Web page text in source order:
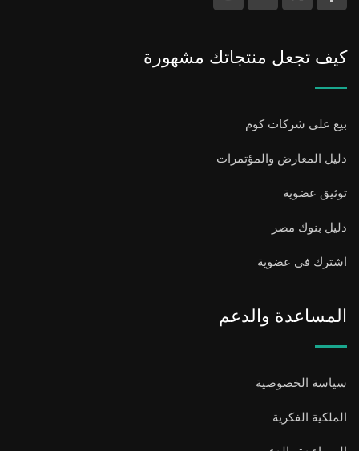
كيف تجعل منتجاتك مشهورة
بيع على شركات كوم
دليل المعارض والمؤتمرات
توثيق عضوية
دليل بنوك مصر
اشترك فى عضوية
المساعدة والدعم
سياسة الخصوصية
الملكية الفكرية